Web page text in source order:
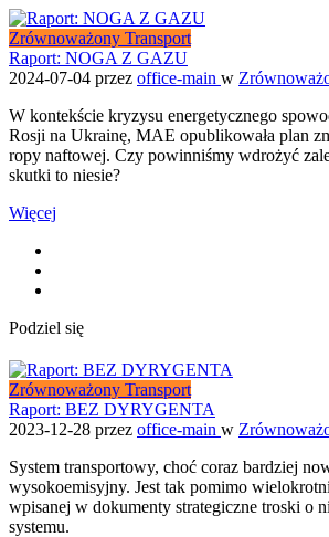
Zrównoważony Transport
Raport: NOGA Z GAZU
2024-07-04 przez office-main w
W kontekście kryzysu energetycznego
Rosji na Ukrainę, MAE opublikowała plan
ropy naftowej. Czy powinniśmy wdrożyć
skutki to niesie?
Więcej
Podziel się
Zrównoważony Transport
Raport: BEZ DYRYGENTA
2023-12-28 przez office-main w
System transportowy, choć coraz bardziej
wysokoemisyjny. Jest tak pomimo
wpisanej w dokumenty strategiczne troski o
systemu.